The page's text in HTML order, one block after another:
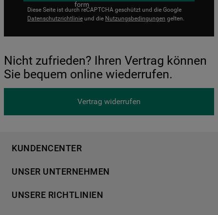
Diese Seite ist durch reCAPTCHA geschützt und die Google
Datenschutzrichtlinie und die Nutzungsbedingungen gelten.
Nicht zufrieden? Ihren Vertrag können
Sie bequem online wiederrufen.
Vertrag widerrufen
KUNDENCENTER
Händlersuche
Häufige Fragen
UNSER UNTERNEHMEN
Für Händler
UNSERE RICHTLINIEN